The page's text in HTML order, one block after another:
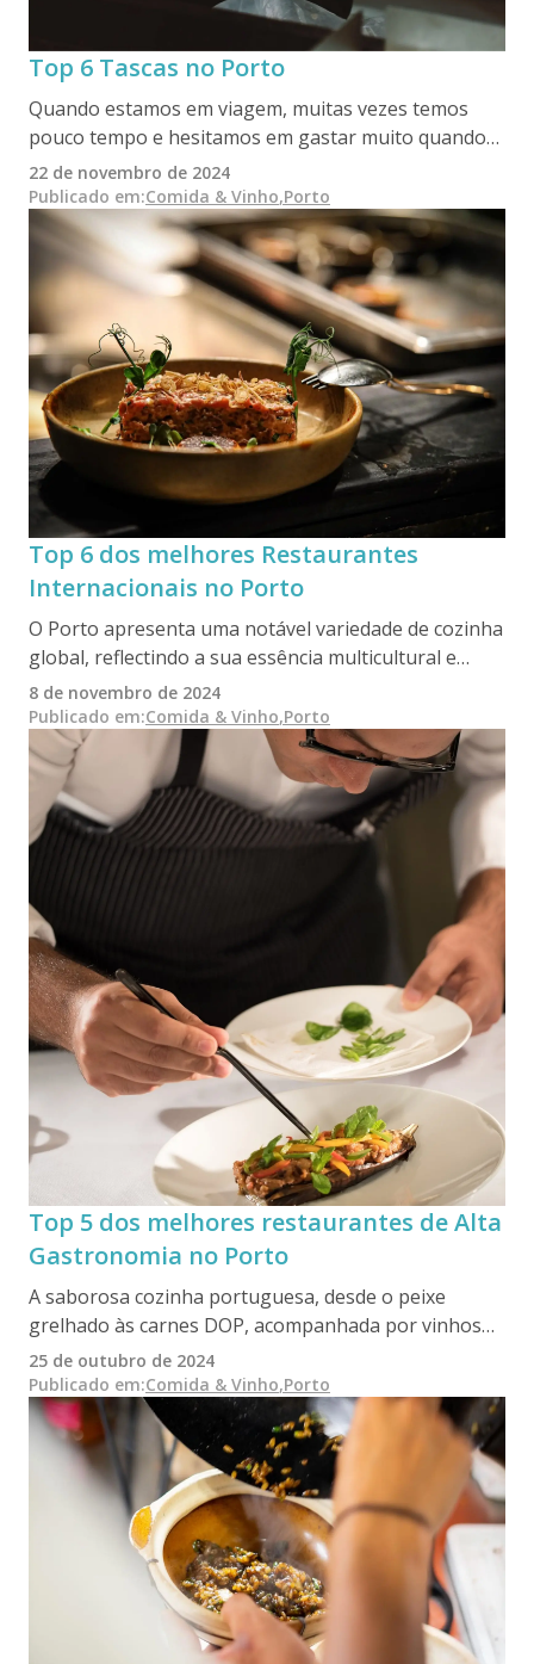
Top 6 Tascas no Porto
Quando estamos em viagem, muitas vezes temos
pouco tempo e hesitamos em gastar muito quando
jantamos fora. É por isso que a comida de rua
oferece uma solução cómoda e económica. No Porto,
uma variedade de petiscos, ou “petiscos”, pode ser
encontrada nas acolhedoras tabernas da cidade,
conhecidas localmente como “tascas”, cada uma
oferecendo os seus próprios sabores e aromas
distintos.
22 de novembro de 2024
Publicado em:Comida & Vinho,Porto
Top 6 dos melhores Restaurantes
Internacionais no Porto
O Porto apresenta uma notável variedade de cozinha
global, reflectindo a sua essência multicultural e
tornando mais fácil do que nunca desfrutar de
sabores de topo para todos os gostos. À medida que
a cena culinária evolui, não há necessidade de viajar
para o estrangeiro para encontrar ingredientes para
pratos internacionais ou experimentar culturas
diferentes.
8 de novembro de 2024
Publicado em:Comida & Vinho,Porto
Top 5 dos melhores restaurantes de Alta
Gastronomia no Porto
A saborosa cozinha portuguesa, desde o peixe
grelhado às carnes DOP, acompanhada por vinhos
de renome, torna cada refeição memorável. O Porto
oferece restaurantes premiados e aclamados
internacionalmente, liderados por chefes visionários.
25 de outubro de 2024
Publicado em:Comida & Vinho,Porto